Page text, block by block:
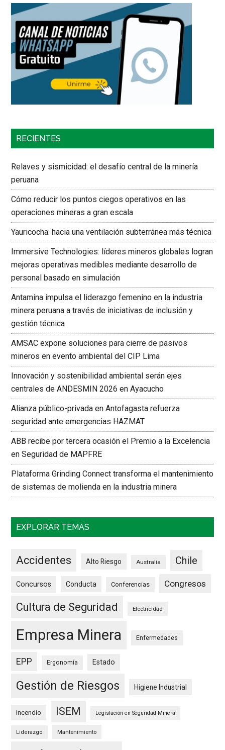
RECIENTES
Relaves y sismicidad: el desafío central de la minería
peruana
Cómo reducir los puntos ciegos operativos en las
operaciones mineras a gran escala
Yauricocha: hacia una ventilación subterránea más técnica
Immersive Technologies: líderes mineros globales logran
mejoras operativas medibles mediante desarrollo de
personal basado en simulación
Antamina impulsa el liderazgo femenino en la industria
minera peruana a través de iniciativas de inclusión y
gestión técnica
AMSAC expone soluciones para cierre de pasivos
mineros en evento ambiental del CIP Lima
Innovación y sostenibilidad ambiental serán ejes
centrales de ANDESMIN 2026 en Ayacucho
Alianza público-privada en Antofagasta refuerza
seguridad ante emergencias HAZMAT
ABB recibe por tercera ocasión el Premio a la Excelencia
en Seguridad de MAPFRE
Plataforma Grinding Connect transforma el mantenimiento
de sistemas de molienda en la industria minera
EXPLORAR TEMAS
Accidentes Alto Riesgo Australia Chile
Concursos Conducta Conferencias Congresos
Cultura de Seguridad Electricidad
Empresa Minera Enfermedades
EPP Ergonomía Estado
Gestión de Riesgos Higiene Industrial
Incendio ISEM Legislación en Seguridad Minera
Liderazgo Mantenimiento